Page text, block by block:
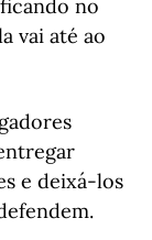
no
vai até ao
e deixá-los